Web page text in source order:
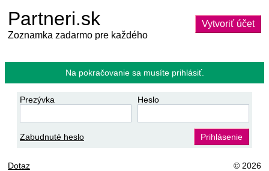
Partneri.sk
Zoznamka zadarmo pre každého
Vytvoriť účet
Na pokračovanie sa musíte prihlásiť.
Prezývka Heslo
Zabudnuté heslo Prihlásenie
Dotaz © 2026